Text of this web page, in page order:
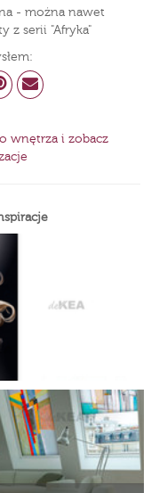
- można nawet
z serii "Afryka"
wnętrza i zobacz